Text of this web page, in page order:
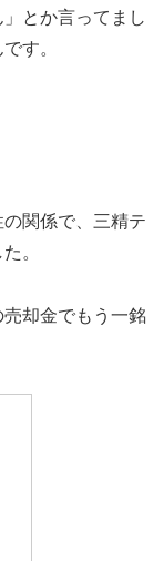
とか言ってまし
す。
関係で、三精テ
。
却金でもう一銘